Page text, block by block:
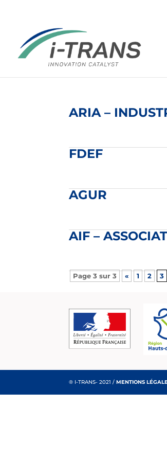
ARIA –
FDEF
AGUR
AIF –
Page 3 sur 3 « 1 2 3
® I-TRANS- 2021 /MENTIONS